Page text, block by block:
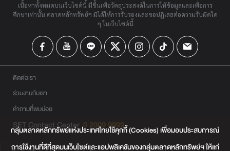
เนื้อหาทั้งหมดบนเว็บไซต์นี้ มีขึ้นเพื่อวัตถุประสงค์ในการให้ข้อมูลและเพื่อการ
ศึกษาเท่านั้น ตลาดหลักทรัพย์ฯ มิได้ให้การรับรองและขอปฏิเสธต่อความรับผิดใด
ๆ ในเว็บไซต์นี้
ติดต่อเรา
ร่วมงานกับเรา
คำถามที่พบบ่อย
SET Contact Center 0 2009 9999
กลุ่มตลาดหลักทรัพย์แห่งประเทศไทยใช้คุกกี้ (Cookies) เพื่อมอบประสบการณ์
การใช้งานที่ดีที่สุดบนเว็บไซต์และแอปพลิเคชันของกลุ่มตลาดหลักทรัพย์ฯ ให้แก่